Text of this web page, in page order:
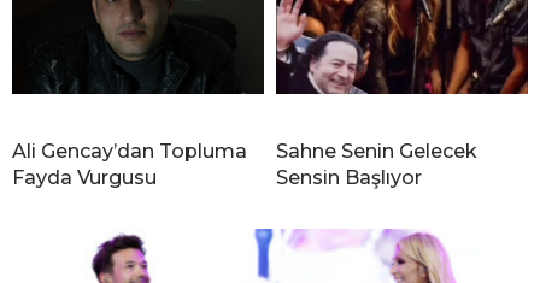
Ali Gencay’dan Topluma
Fayda Vurgusu
Sahne Senin Gelecek
Sensin Başlıyor